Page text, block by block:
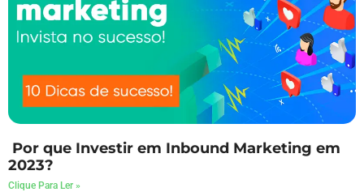
Por que Investir em Inbound Marketing em
2023?
Clique Para Ler »